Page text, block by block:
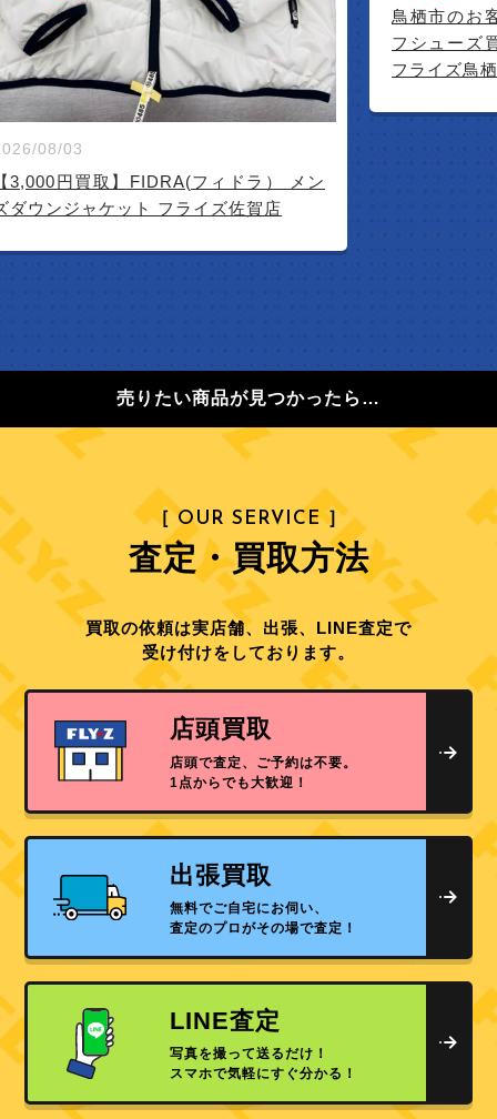
08/03
3,000円買取】FIDRA(フィドラ） メン
ダウンジャケット フライズ佐賀店
鳥栖市のお
フシューズ
フライズ鳥
売りたい商品が見つかったら…
［ OUR SERVICE ］
査定・買取方法
買取の依頼は実店舗、出張、LINE査定で
受け付けをしております。
店頭買取
店頭で査定、ご予約は不要。
1点からでも大歓迎！
出張買取
無料でご自宅にお伺い、
査定のプロがその場で査定！
LINE査定
写真を撮って送るだけ！
スマホで気軽にすぐ分かる！